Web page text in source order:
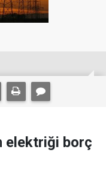
elektriği borç